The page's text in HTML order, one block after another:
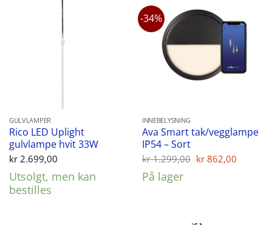
GULVLAMPER
Rico LED Uplight
gulvlampe hvit 33W
kr2.699,00
Utsolgt, men kan
bestilles
-34%
INNEBELYSNING
Ava Smart tak/vegglampe
IP54 – Sort
kr1.299,00 Opprinnelig
kr 862,00
På lager